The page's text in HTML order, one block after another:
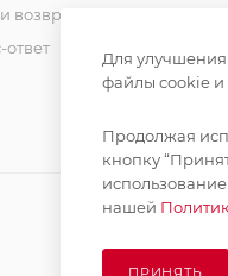
возврат
Для
файлы cookie и
Продолжая
кнопку
нашей
ПРИНЯТЬ